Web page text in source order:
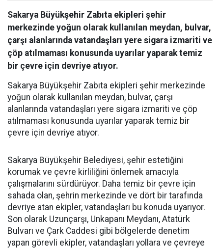
Sakarya Büyükşehir Zabıta ekipleri şehir
merkezinde yoğun olarak kullanılan meydan, bulvar,
çarşı alanlarında vatandaşları yere sigara izmariti ve
çöp atılmaması konusunda uyarılar yaparak temiz
bir çevre için devriye atıyor.
Sakarya Büyükşehir Zabıta ekipleri şehir merkezinde
yoğun olarak kullanılan meydan, bulvar, çarşı
alanlarında vatandaşları yere sigara izmariti ve çöp
atılmaması konusunda uyarılar yaparak temiz bir
çevre için devriye atıyor.
Sakarya Büyükşehir Belediyesi, şehir estetiğini
korumak ve çevre kirliliğini önlemek amacıyla
çalışmalarını sürdürüyor. Daha temiz bir çevre için
sahada olan, şehrin merkezinde ve dört bir tarafında
devriye atan ekipler, vatandaşları bu konuda uyarıyor.
Son olarak Uzunçarşı, Unkapanı Meydanı, Atatürk
Bulvarı ve Çark Caddesi gibi bölgelerde denetim
yapan görevli ekipler, vatandaşları yollara ve çevreye